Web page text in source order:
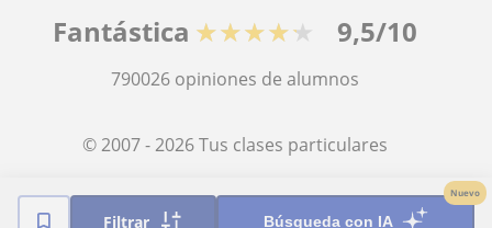
Filtrar Búsqueda con IA
Nuevo
Fantástica ★★★★★ 9,5/10
790026 opiniones de alumnos
© 2007 - 2026 Tus clases particulares
Mapa web:Profesores particulares